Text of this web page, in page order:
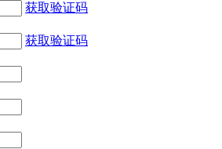
获取验证码
获取验证码